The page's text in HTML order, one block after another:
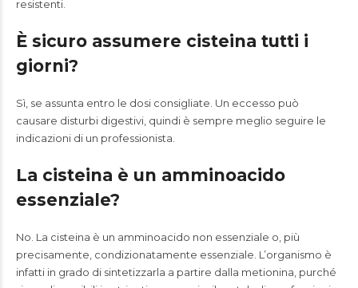
resistenti.
È sicuro assumere cisteina tutti i
giorni?
Sì, se assunta entro le dosi consigliate. Un eccesso può
causare disturbi digestivi, quindi è sempre meglio seguire le
indicazioni di un professionista.
La cisteina è un amminoacido
essenziale?
No. La cisteina è un amminoacido non essenziale o, più
precisamente, condizionatamente essenziale. L’organismo è
infatti in grado di sintetizzarla a partire dalla metionina, purché